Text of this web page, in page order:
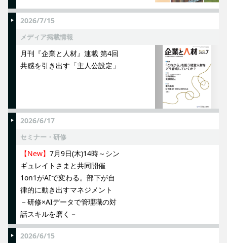
2026/7/15
メディア掲載情報
月刊『企業と人材』連載 第4回
共感を引き出す「主人公設定」
2026/6/17
セミナー・研修
【New】 7月9日(木)14時～シン
ギュレイトさまと共同開催
1on1がAIで変わる。部下が自
律的に動き出すマネジメント
－研修×AIデータで管理職の対
話スキルを磨く－
2026/6/15